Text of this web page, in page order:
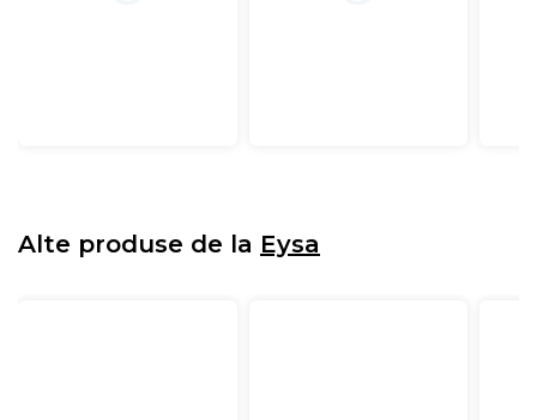
Alte produse de la Eysa